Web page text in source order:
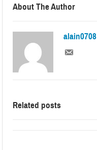
About The Author
alain0708
Related posts